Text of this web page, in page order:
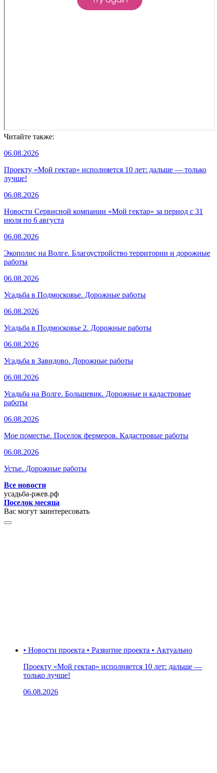
Читайте также:
06.08.2026
Проекту «Мой гектар» исполняется 10 лет: дальше — только
лучше!
06.08.2026
Новости Сервисной компании «Мой гектар» за период с 31
июля по 6 августа
06.08.2026
Экополис на Волге. Благоустройство территории и дорожные
работы
06.08.2026
Усадьба в Подмосковье. Дорожные работы
06.08.2026
Усадьба в Подмосковье 2. Дорожные работы
06.08.2026
Усадьба в Завидово. Дорожные работы
06.08.2026
Усадьба на Волге. Большевик. Дорожные и кадастровые
работы
06.08.2026
Мое поместье. Поселок фермеров. Кадастровые работы
06.08.2026
Устье. Дорожные работы
Все новости
усадьба-ржев.рф
Поселок месяца
Вас могут заинтересовать
• Новости проекта • Развитие проекта • Актуально
Проекту «Мой гектар» исполняется 10 лет: дальше —
только лучше!
06.08.2026